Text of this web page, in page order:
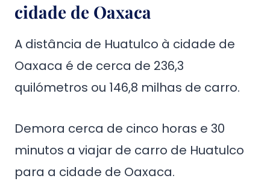
cidade de Oaxaca
A distância de Huatulco à cidade de
Oaxaca é de cerca de 236,3
quilómetros ou 146,8 milhas de carro.
Demora cerca de cinco horas e 30
minutos a viajar de carro de Huatulco
para a cidade de Oaxaca.